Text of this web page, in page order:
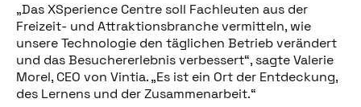
„Das XSperience Centre soll Fachleuten aus der
Freizeit- und Attraktionsbranche vermitteln, wie
unsere Technologie den täglichen Betrieb verändert
und das Besuchererlebnis verbessert“, sagte Valerie
Morel, CEO von Vintia. „Es ist ein Ort der Entdeckung,
des Lernens und der Zusammenarbeit.“